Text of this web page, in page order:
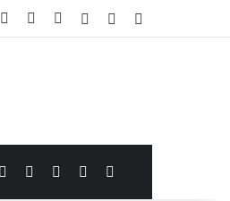
TelegramWhatsAppGoogle Noticias
AccesoPublicación al
TelegramWhatsAppGoogle Noticias
Switch skin